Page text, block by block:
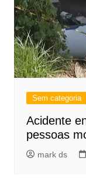
Sem categoria
Acidente
pessoas
mark ds